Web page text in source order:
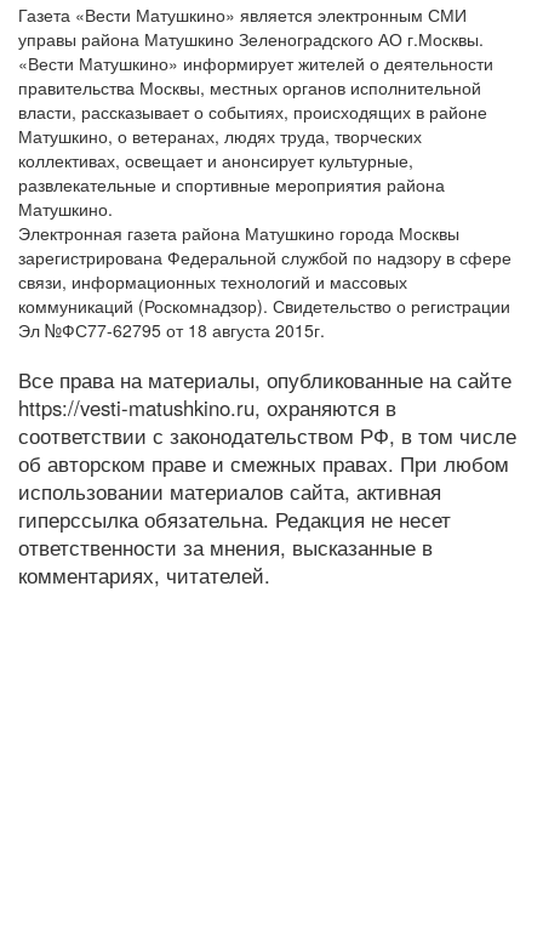
Газета «Вести Матушкино» является электронным СМИ
управы района Матушкино Зеленоградского АО г.Москвы.
«Вести Матушкино» информирует жителей о деятельности
правительства Москвы, местных органов исполнительной
власти, рассказывает о событиях, происходящих в районе
Матушкино, о ветеранах, людях труда, творческих
коллективах, освещает и анонсирует культурные,
развлекательные и спортивные мероприятия района
Матушкино.
Электронная газета района Матушкино города Москвы
зарегистрирована Федеральной службой по надзору в сфере
связи, информационных технологий и массовых
коммуникаций (Роскомнадзор). Свидетельство о регистрации
Эл №ФС77-62795 от 18 августа 2015г.
Все права на материалы, опубликованные на сайте
https://vesti-matushkino.ru, охраняются в
соответствии с законодательством РФ, в том числе
об авторском праве и смежных правах. При любом
использовании материалов сайта, активная
гиперссылка обязательна. Редакция не несет
ответственности за мнения, высказанные в
комментариях, читателей.